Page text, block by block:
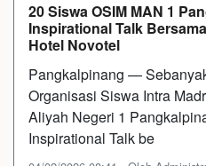
20 Siswa OSIM MAN 1
Inspirational Talk
Hotel Novotel
Pangkalpinang —
Organisasi Siswa Intra
Aliyah Negeri 1
Inspirational Talk be